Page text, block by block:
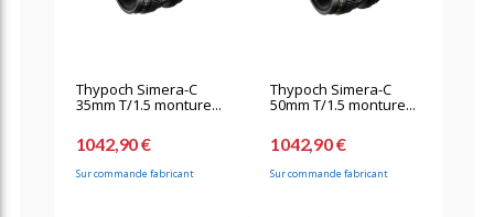
Thypoch Simera-C
35mm T/1.5 monture...
1042,90 €
Sur commande fabricant
Thypoch Simera-C
50mm T/1.5 monture...
1042,90 €
Sur commande fabricant